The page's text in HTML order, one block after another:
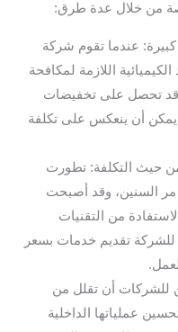
من خلال عدة طرق:
كبيرة: عندما تقوم شركة
اللازمة لمكافحة
قد تحصل على تخفيضات
يمكن أن ينعكس على تكلفة
من حيث التكلفة: تطورت
السنين، وقد أصبحت
من التقنيات
للشركة تقديم خدمات بسعر
للشركات أن تقلل من
عملياتها الداخلية